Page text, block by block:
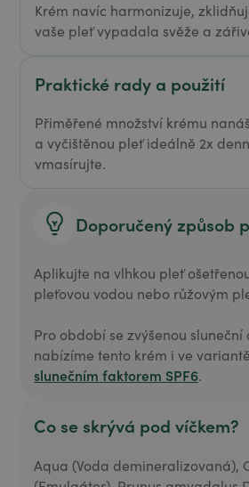
Krém navíc harmonizuje,
vaše pleť vypadala svěže a
Praktické rady a použití
Přiměřené množství krému
a vyčištěnou pleť ideálně 2x
vmasírujte.
Doporučený způsob
Aplikujte na vlhkou pleť
pleťovou vodou nebo růžovým
Pro období se zvýšenou sluneční
nabízíme tento krém i ve variantě
slunečním faktorem SPF6.
Co se skrývá pod víčkem?
Aqua (Voda demineralizovaná),